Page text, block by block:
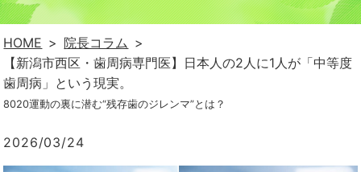
HOME
院長コラム
【新潟市西区・歯周病専門医】日本人の2人に1人が「中等度
歯周病」という現実。
8020運動の裏に潜む“残存歯のジレンマ”とは？
2026/03/24